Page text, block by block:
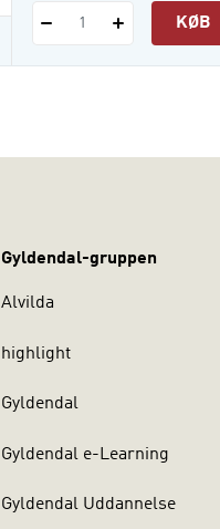
1 KØB
Gyldendal-gruppen
Alvilda
highlight
Gyldendal
Gyldendal e-Learning
Gyldendal Uddannelse